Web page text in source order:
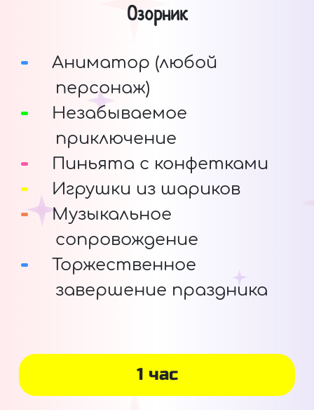
Озорник
Аниматор (любой
персонаж)
Незабываемое
приключение
Пиньята с конфетками
Игрушки из шариков
Музыкальное
сопровождение
Торжественное
завершение праздника
1 час